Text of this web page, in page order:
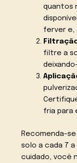
quantos
ferver e,
filtre a
fria para
Recomenda-
solo a cada 7 a
cuidado, você